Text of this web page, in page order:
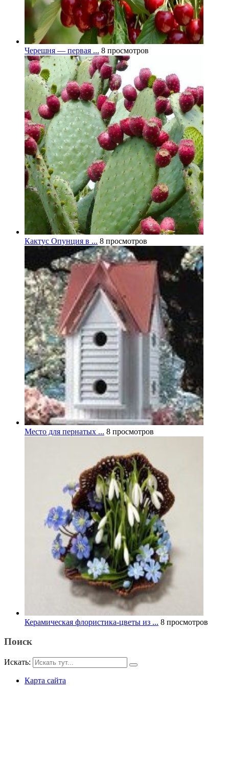
Черешня — первая ... 8 просмотров
Кактус Опунция в ... 8 просмотров
Место для пернатых ... 8 просмотров
Керамическая флористика-цветы из ... 8 просмотров
Поиск
Искать:
Карта сайта